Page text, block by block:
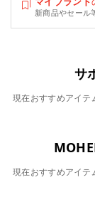
新商品やセール
サ
現在おすすめアイテ
現在おすすめアイテ